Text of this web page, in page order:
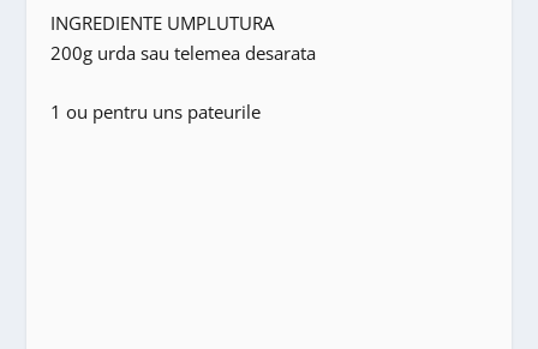
INGREDIENTE UMPLUTURA
200g urda sau telemea desarata
1 ou pentru uns pateurile